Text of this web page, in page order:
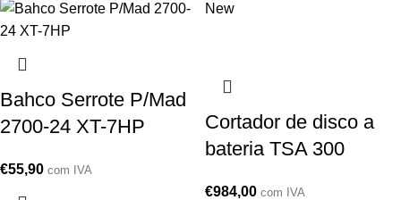
Bahco Serrote P/Mad
2700-24 XT-7HP
€55,90 com IVA
New
Cortador de disco a
bateria TSA 300
€984,00 com IVA